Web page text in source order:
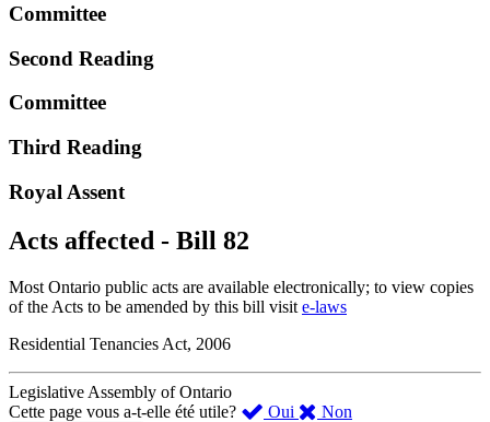
Committee
Second Reading
Committee
Third Reading
Royal Assent
Acts affected - Bill 82
Most Ontario public acts are available electronically; to view copies
of the Acts to be amended by this bill visit e-laws
Residential Tenancies Act, 2006
Legislative Assembly of Ontario
Cette page vous a-t-elle été utile?
Oui ,
Non